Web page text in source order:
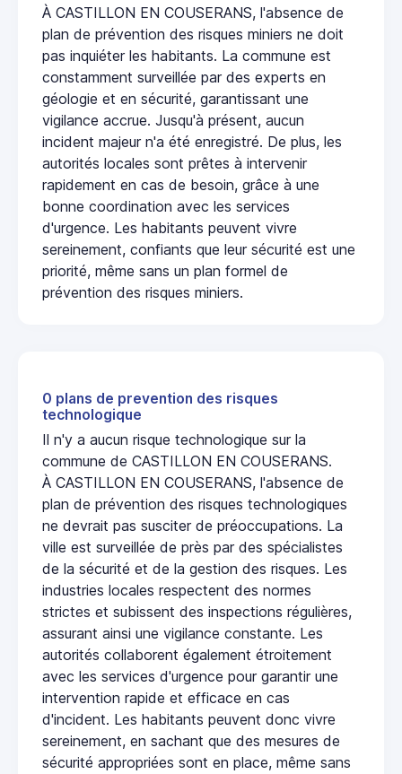
À CASTILLON EN COUSERANS, l'absence de
plan de prévention des risques miniers ne doit
pas inquiéter les habitants. La commune est
constamment surveillée par des experts en
géologie et en sécurité, garantissant une
vigilance accrue. Jusqu'à présent, aucun
incident majeur n'a été enregistré. De plus, les
autorités locales sont prêtes à intervenir
rapidement en cas de besoin, grâce à une
bonne coordination avec les services
d'urgence. Les habitants peuvent vivre
sereinement, confiants que leur sécurité est une
priorité, même sans un plan formel de
prévention des risques miniers.
0 plans de prevention des risques
technologique
Il n'y a aucun risque technologique sur la
commune de CASTILLON EN COUSERANS.
À CASTILLON EN COUSERANS, l'absence de
plan de prévention des risques technologiques
ne devrait pas susciter de préoccupations. La
ville est surveillée de près par des spécialistes
de la sécurité et de la gestion des risques. Les
industries locales respectent des normes
strictes et subissent des inspections régulières,
assurant ainsi une vigilance constante. Les
autorités collaborent également étroitement
avec les services d'urgence pour garantir une
intervention rapide et efficace en cas
d'incident. Les habitants peuvent donc vivre
sereinement, en sachant que des mesures de
sécurité appropriées sont en place, même sans